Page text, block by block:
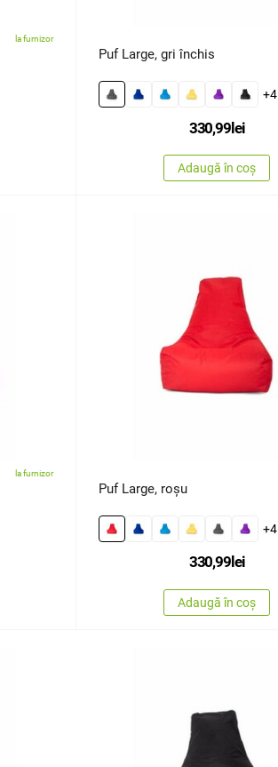
la furnizor
Puf Large, gri închis
+4
330,99lei
Adaugă în coș
la furnizor
Puf Large, roșu
+4
330,99 lei
Adaugă în coș